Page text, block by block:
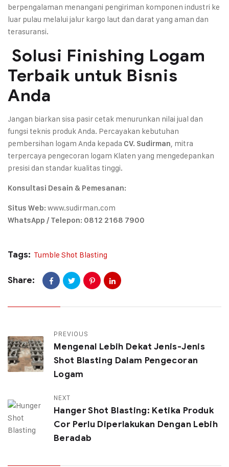
berpengalaman menangani pengiriman komponen industri ke
luar pulau melalui jalur kargo laut dan darat yang aman dan
terasuransi.
Solusi Finishing Logam
Terbaik untuk Bisnis
Anda
Jangan biarkan sisa pasir cetak menurunkan nilai jual dan
fungsi teknis produk Anda. Percayakan kebutuhan
pembersihan logam Anda kepada CV. Sudirman , mitra
terpercaya pengecoran logam Klaten yang mengedepankan
presisi dan standar kualitas tinggi.
Konsultasi Desain & Pemesanan:
Situs Web: www.sudirman.com
WhatsApp / Telepon: 0812 2168 7900
Tags: Tumble Shot Blasting
Share:
PREVIOUS
Mengenal Lebih Dekat Jenis-Jenis
Shot Blasting Dalam Pengecoran
Logam
NEXT
Hanger Shot Blasting: Ketika Produk
Cor Perlu Diperlakukan Dengan Lebih
Beradab